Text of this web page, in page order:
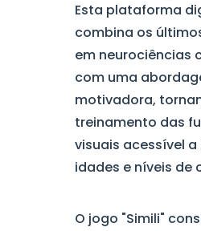
Esta plataforma
combina os
em neurociências
com uma
motivadora,
treinamento das
visuais acessível
idades e níveis de
O jogo "Simili"